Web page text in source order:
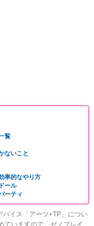
覧
ないこと
率的なやり方
ール
ーティ
バイス「アーツ+TP」につい
ていますので、ゼノブレイ